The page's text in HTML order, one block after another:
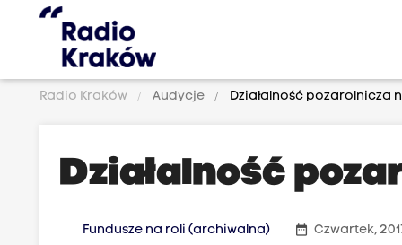
Radio Kraków Audycje Działalność pozarolnicza
Działalność
Fundusze na roli (archiwalna) date_range Czwartek,